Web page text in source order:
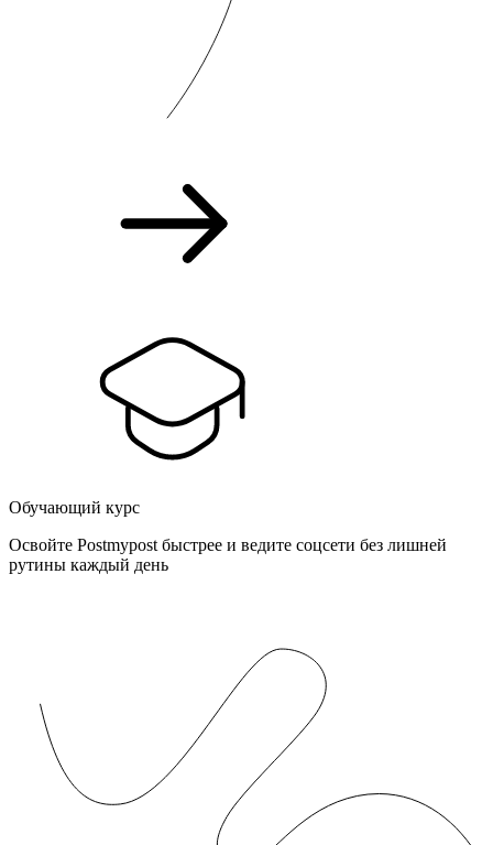
Обучающий курс
Освойте Postmypost быстрее и ведите соцсети без лишней
рутины каждый день